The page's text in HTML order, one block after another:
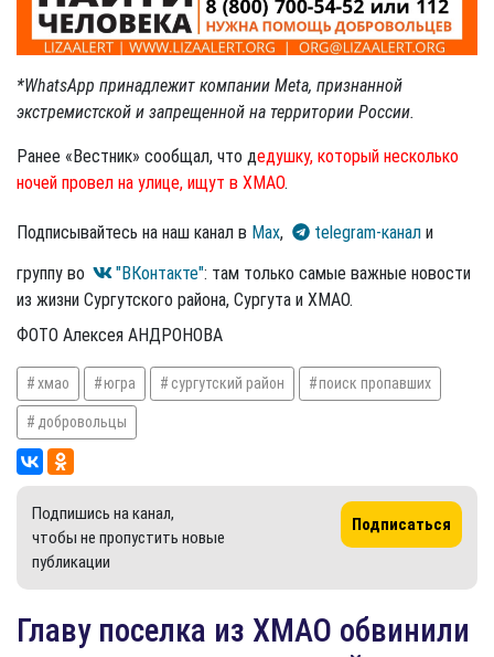
*WhatsApp принадлежит компании Meta, признанной
экстремистской и запрещенной на территории России.
Ранее «Вестник» сообщал, что дедушку, который несколько
ночей провел на улице, ищут в ХМАО.
Подписывайтесь на наш канал в Max, telegram-канал и
группу во
"ВКонтакте": там только самые важные новости
из жизни Сургутского района, Сургута и ХМАО.
ФОТО Алексея АНДРОНОВА
хмао югра сургутский район поиск пропавших
добровольцы
Подпишись на канал,
чтобы не пропустить новые
публикации
Подписаться
Главу поселка из ХМАО обвинили